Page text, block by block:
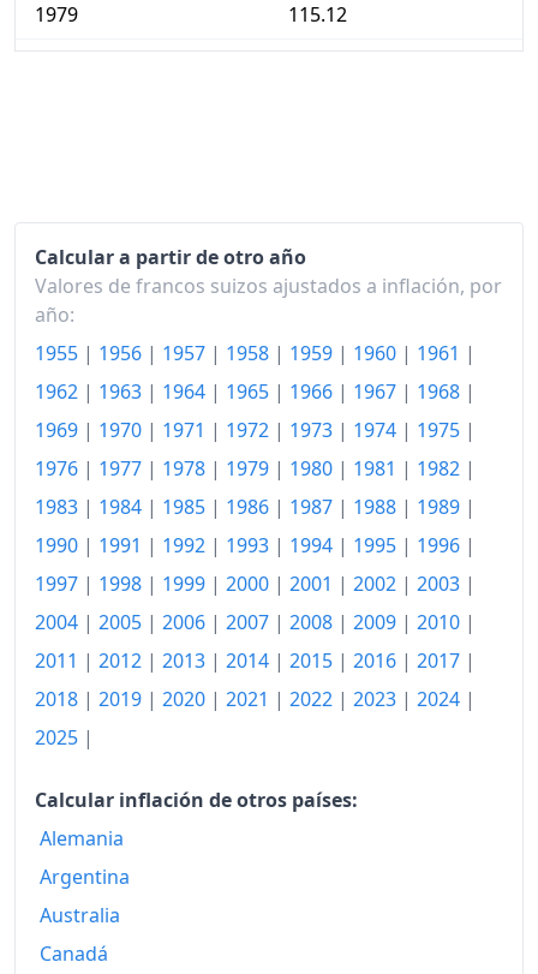
1979
115.12
1984
142.77
1985
1986
148.78
150.93
1988
153.75
1989
158.60
1990
167.17
1992
184.11
1993
190.18
1994
1995
195.25
1996
1998
Calcular a partir de otro año
Valores de francos suizos ajustados a inflación, por
año:
1955 | 1956 | 1957 | 1958 | 1959 | 1960 | 1961 |
1962 | 1963 | 1964 | 1965 | 1966 | 1967 | 1968 |
1969 | 1970 | 1971 | 1972 | 1973 | 1974 | 1975 |
1976 | 1977 | 1978 | 1979 | 1980 | 1981 | 1982 |
1983 | 1984 | 1985 | 1986 | 1987 | 1988 | 1989 |
1990 | 1991 | 1992 | 1993 | 1994 | 1995 | 1996 |
1997 | 1998 | 1999 | 2000 | 2001 | 2002 | 2003 |
2004 | 2005 | 2006 | 2007 | 2008 | 2009 | 2010 |
2011 | 2012 | 2013 | 2014 | 2015 | 2016 | 2017 |
2018 | 2019 | 2020 | 2021 | 2022 | 2023 | 2024 |
2025 |
Calcular inflación de otros países:
Alemania
Argentina
Australia
Canadá